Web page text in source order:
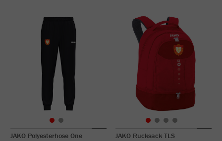
JAKO Polyesterhose One
JAKO Rucksack TLS